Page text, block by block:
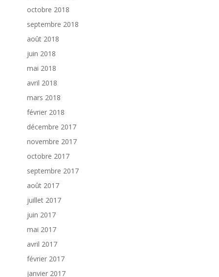
octobre 2018
septembre 2018
août 2018
juin 2018
mai 2018
avril 2018
mars 2018
février 2018
décembre 2017
novembre 2017
octobre 2017
septembre 2017
août 2017
juillet 2017
juin 2017
mai 2017
avril 2017
février 2017
janvier 2017